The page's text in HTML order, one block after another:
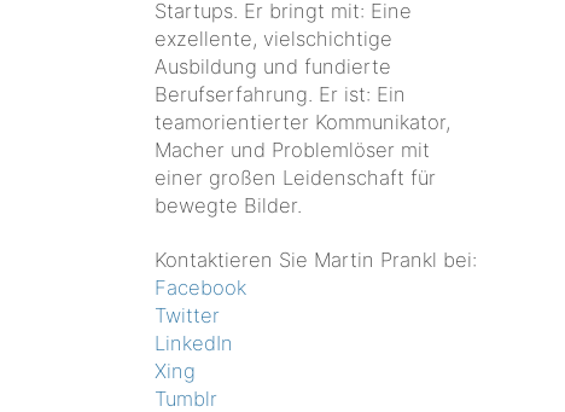
Startups. Er bringt mit: Eine
exzellente, vielschichtige
Ausbildung und fundierte
Berufserfahrung. Er ist: Ein
teamorientierter Kommunikator,
Macher und Problemlöser mit
einer großen Leidenschaft für
bewegte Bilder.
Kontaktieren Sie Martin Prankl bei:
Facebook
Twitter
LinkedIn
Xing
Tumblr